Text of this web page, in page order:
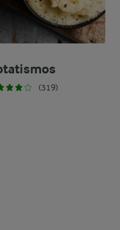
(319)